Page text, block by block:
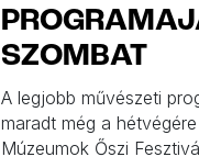
SZOMBAT
A legjobb művészeti
maradt még a
Múzeumok Őszi